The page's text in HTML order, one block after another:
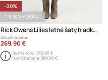
-30%
*-5 % V KOŠÍKU!
Rick Owens Lilies letné šaty hladké z viskózy
Aktuálna cena:
269,90 €
Bežná cena:389,90 €
Najnižšia cena:389,90 €